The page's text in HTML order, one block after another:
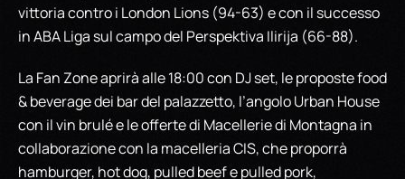
vittoria contro i London Lions (94-63) e con il successo
in ABA Liga sul campo del Perspektiva Ilirija (66-88).
La Fan Zone aprirà alle 18:00 con DJ set, le proposte food
& beverage dei bar del palazzetto, l’angolo Urban House
con il vin brulé e le offerte di Macellerie di Montagna in
collaborazione con la macelleria CIS, che proporrà
hamburger, hot dog, pulled beef e pulled pork,